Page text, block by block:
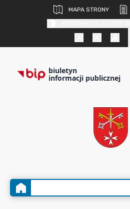
MAPA STRONY
biuletyn
informacji publicznej